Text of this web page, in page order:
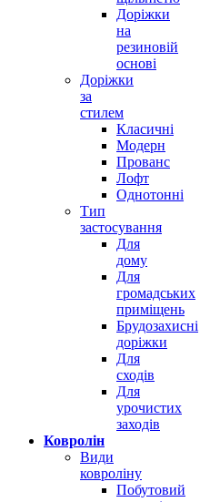
Доріжки
на
резиновій
основі
Доріжки
за
стилем
Класичні
Модерн
Прованс
Лофт
Однотонні
Тип
застосування
Для
дому
Для
громадських
приміщень
Брудозахисні
доріжки
Для
сходів
Для
урочистих
заходів
Ковролін
Види
ковроліну
Побутовий